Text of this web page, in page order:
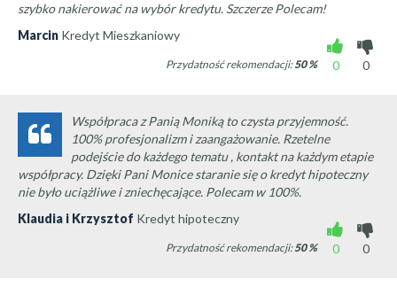
szybko nakierować na wybór kredytu. Szczerze Polecam!
Marcin Kredyt Mieszkaniowy
0
0
Przydatność rekomendacji:50%
Współpraca z Panią Moniką to czysta przyjemność.
100% profesjonalizm i zaangażowanie. Rzetelne
podejście do każdego tematu , kontakt na każdym etapie
współpracy. Dzięki Pani Monice staranie się o kredyt hipoteczny
nie było uciążliwe i zniechęcające. Polecam w 100%.
Klaudia i Krzysztof Kredyt hipoteczny
0
0
Przydatność rekomendacji:50%